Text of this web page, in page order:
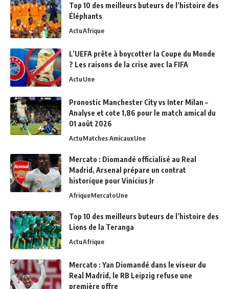
Top 10 des meilleurs buteurs de l’histoire des
Éléphants
ActuAfrique
L’UEFA prête à boycotter la Coupe du Monde
? Les raisons de la crise avec la FIFA
ActuUne
Pronostic Manchester City vs Inter Milan –
Analyse et cote 1,86 pour le match amical du
01 août 2026
ActuMatches AmicauxUne
Mercato : Diomandé officialisé au Real
Madrid, Arsenal prépare un contrat
historique pour Vinicius Jr
AfriqueMercatoUne
Top 10 des meilleurs buteurs de l’histoire des
Lions de la Teranga
ActuAfrique
Mercato : Yan Diomandé dans le viseur du
Real Madrid, le RB Leipzig refuse une
première offre